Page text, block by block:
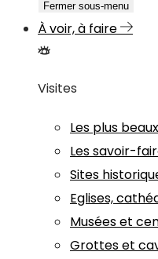
Fermer sous-menu
À voir, à faire
Visites
Les plus
Les savoir-
Sites
Eglises,
Musées et
Grottes et